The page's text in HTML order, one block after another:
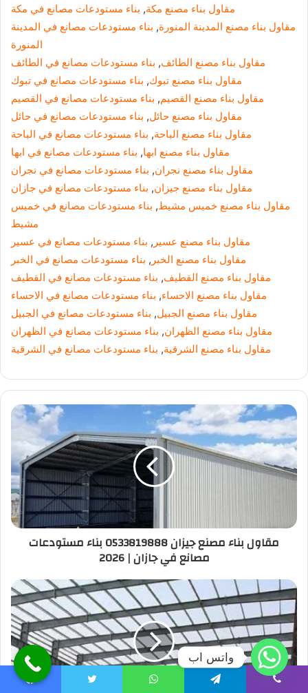
مقاول بناء مصنع مكة, بناء مستودعات مصانع في مكة
مقاول بناء مصنع المدينة المنورة, بناء مستودعات مصانع في المدينة
المنورة
مقاول بناء مصنع الطائف, بناء مستودعات مصانع في الطائف
مقاول بناء مصنع تبوك, بناء مستودعات مصانع في تبوك
مقاول بناء مصنع القصيم, بناء مستودعات مصانع في القصيم
مقاول بناء مصنع حائل, بناء مستودعات مصانع في حائل
مقاول بناء مصنع الباحة, بناء مستودعات مصانع في الباحة
مقاول بناء مصنع ابها, بناء مستودعات مصانع في ابها
مقاول بناء مصنع نجران, بناء مستودعات مصانع في نجران
مقاول بناء مصنع جيزان, بناء مستودعات مصانع في جازان
مقاول بناء مصنع خميس مشيط, بناء مستودعات مصانع في خميس
مشيط
مقاول بناء مصنع عسير , بناء مستودعات مصانع في عسير
مقاول بناء مصنع الخبر , بناء مستودعات مصانع في الخبر
مقاول بناء مصنع القطيف, بناء مستودعات مصانع في القطيف
مقاول بناء مصنع الاحساء, بناء مستودعات مصانع في الاحساء
مقاول بناء مصنع الجبيل, بناء مستودعات مصانع في الجبيل
مقاول بناء مصنع الظهران, بناء مستودعات مصانع في الظهران
مقاول بناء مصنع الشرقية, بناء مستودعات مصانع في الشرقية
مقاول بناء مصنع جيزان 0533819888 بناء مستودعات
مصانع في جازان | 2026
واتس اب